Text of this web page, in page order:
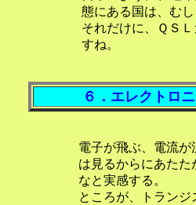
態にある国は、む
それだけに、ＱＳ
６．エレクトロ
電子が飛ぶ、電流が
は見るからにあたた
   なと実感する。
ところが、トランジ